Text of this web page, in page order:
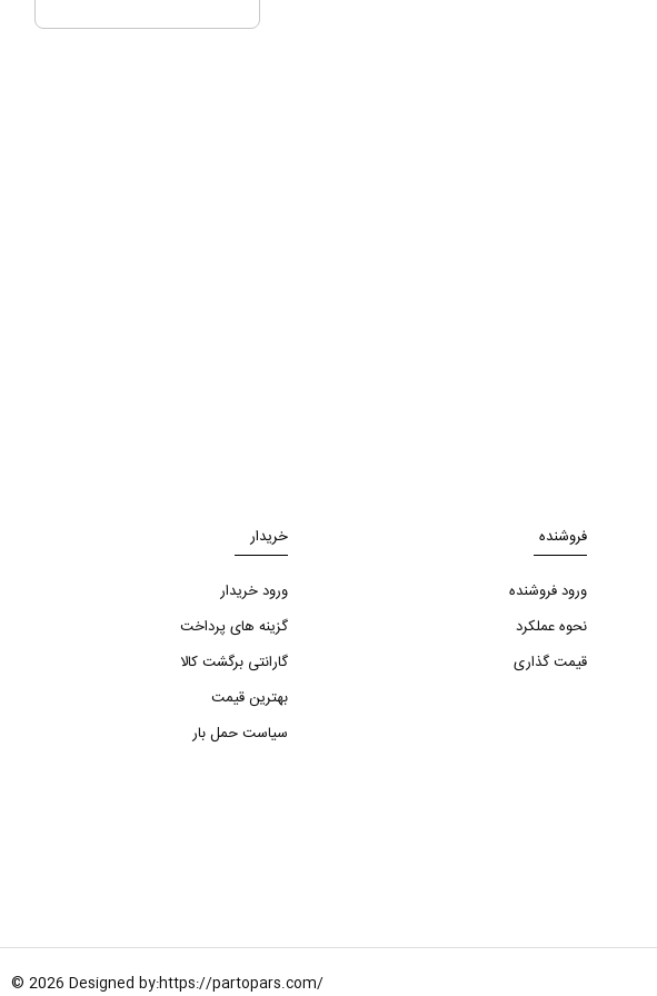
فروشنده
ورود فروشنده
نحوه عملکرد
قیمت گذاری
خریدار
ورود خریدار
گزینه های پرداخت
گارانتی برگشت کالا
بهترین قیمت
سیاست حمل بار
© 2026 Designed by:https://partopars.com/